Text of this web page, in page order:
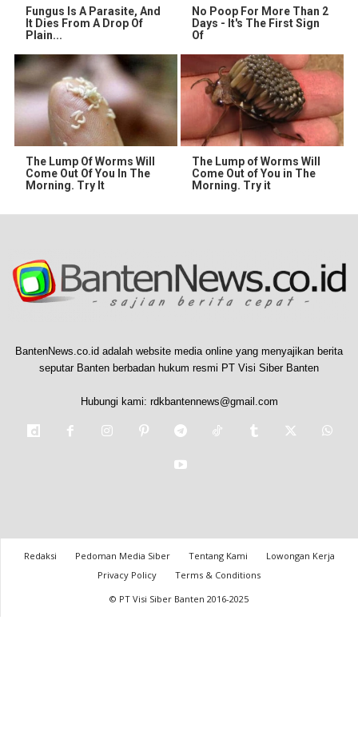
Fungus Is A Parasite, And
It Dies From A Drop Of
Plain...
No Poop For More Than 2
Days - It's The First Sign
Of
The Lump Of Worms Will
Come Out Of You In The
Morning. Try It
The Lump of Worms Will
Come Out of You in The
Morning. Try it
BantenNews.co.id adalah website media online yang menyajikan berita
seputar Banten berbadan hukum resmi PT Visi Siber Banten
Hubungi kami: rdkbantennews@gmail.com
Redaksi Pedoman Media Siber Tentang Kami
Lowongan Kerja
Privacy Policy
Terms & Conditions
© PT Visi Siber Banten 2016-2025